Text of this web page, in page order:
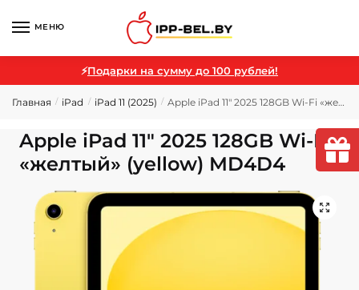
МЕНЮ
⚡Подарки на сумму до 100 рублей!
Главная / iPad / iPad 11 (2025) / Apple iPad 11″ 2025 128GB Wi-Fi «желтый» (yellow) MD4D4
Apple iPad 11″ 2025 128GB Wi-Fi
«желтый» (yellow) MD4D4
🔍